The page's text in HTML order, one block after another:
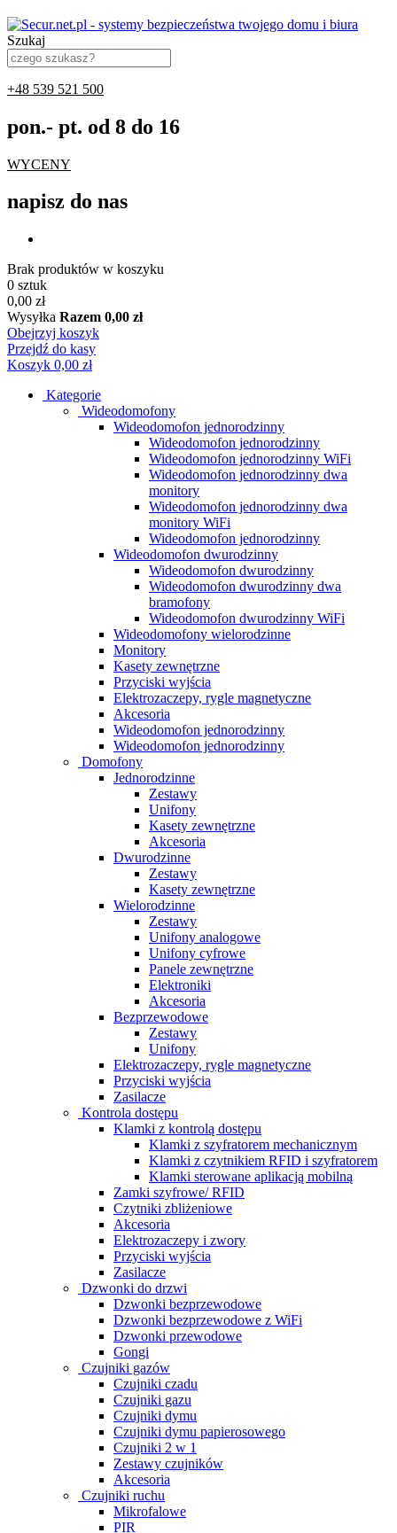
Szukaj
+48 539 521 500
pon.- pt. od 8 do 16
WYCENY
napisz do nas
Brak produktów w koszyku
0 sztuk
0,00 zł
Wysyłka Razem 0,00 zł
Obejrzyj koszyk
Przejdź do kasy
Koszyk 0,00 zł
Kategorie
Wideodomofony
Wideodomofon jednorodzinny
Wideodomofon jednorodzinny
Wideodomofon jednorodzinny WiFi
Wideodomofon jednorodzinny dwa
monitory
Wideodomofon jednorodzinny dwa
monitory WiFi
Wideodomofon jednorodzinny
Wideodomofon dwurodzinny
Wideodomofon dwurodzinny
Wideodomofon dwurodzinny dwa
bramofony
Wideodomofon dwurodzinny WiFi
Wideodomofony wielorodzinne
Monitory
Kasety zewnętrzne
Przyciski wyjścia
Elektrozaczepy, rygle magnetyczne
Akcesoria
Wideodomofon jednorodzinny
Wideodomofon jednorodzinny
Domofony
Jednorodzinne
Zestawy
Unifony
Kasety zewnętrzne
Akcesoria
Dwurodzinne
Zestawy
Kasety zewnętrzne
Wielorodzinne
Zestawy
Unifony analogowe
Unifony cyfrowe
Panele zewnętrzne
Elektroniki
Akcesoria
Bezprzewodowe
Zestawy
Unifony
Elektrozaczepy, rygle magnetyczne
Przyciski wyjścia
Zasilacze
Kontrola dostępu
Klamki z kontrolą dostępu
Klamki z szyfratorem mechanicznym
Klamki z czytnikiem RFID i szyfratorem
Klamki sterowane aplikacją mobilną
Zamki szyfrowe/ RFID
Czytniki zbliżeniowe
Akcesoria
Elektrozaczepy i zwory
Przyciski wyjścia
Zasilacze
Dzwonki do drzwi
Dzwonki bezprzewodowe
Dzwonki bezprzewodowe z WiFi
Dzwonki przewodowe
Gongi
Czujniki gazów
Czujniki czadu
Czujniki gazu
Czujniki dymu
Czujniki dymu papierosowego
Czujniki 2 w 1
Zestawy czujników
Akcesoria
Czujniki ruchu
Mikrofalowe
PIR